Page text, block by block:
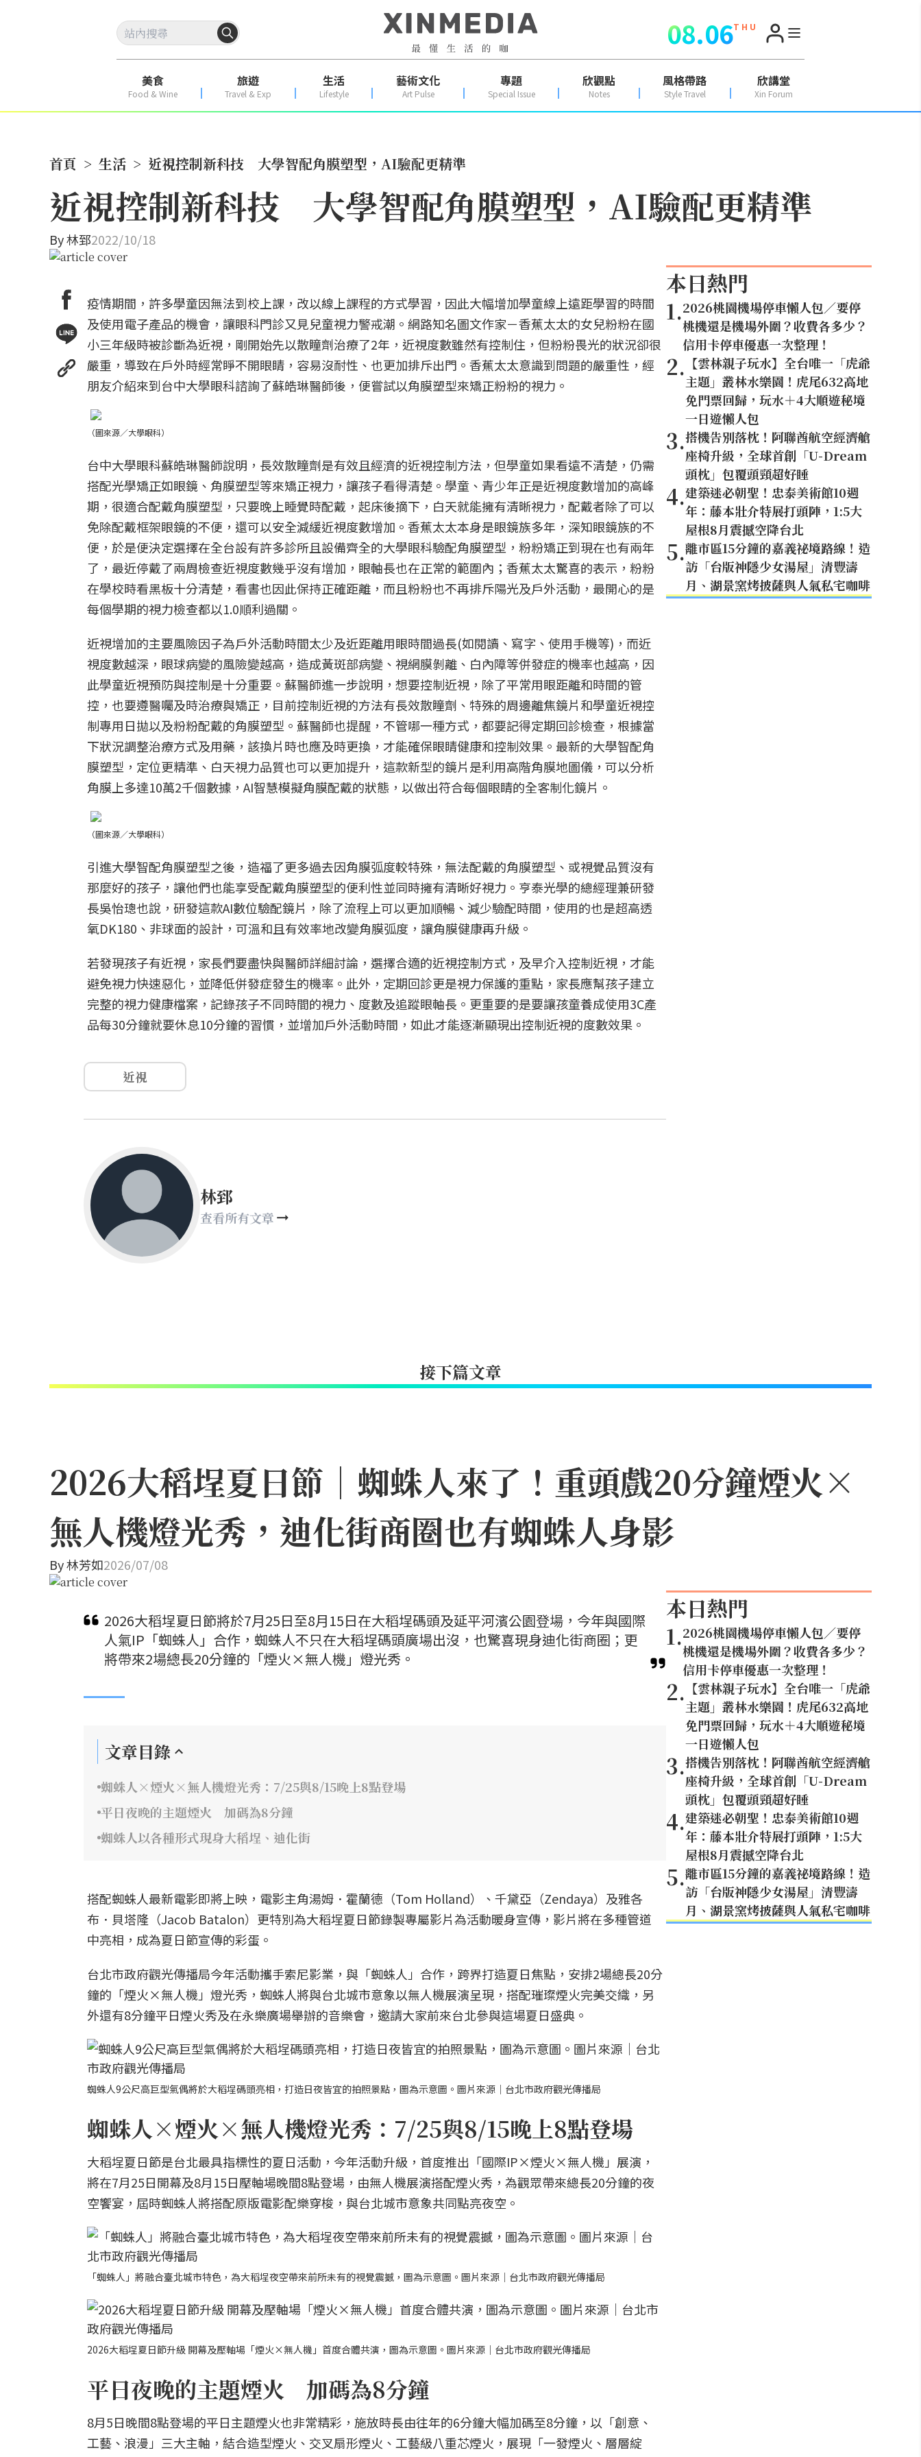
08.06T H U
美食
Food & Wine
旅遊
Travel & Exp
生活
Lifestyle
藝術文化
Art Pulse
專題
Special Issue
欣觀點
Notes
風格帶路
Style Travel
欣講堂
Xin Forum
首頁 > 生活 > 近視控制新科技 大學智配角膜塑型，AI驗配更精準
近視控制新科技 大學智配角膜塑型，AI驗配更精準
By林郅2022/10/18
疫情期間，許多學童因無法到校上課，改以線上課程的方式學習，因此大幅增加學童線上遠距學習的時間
及使用電子產品的機會，讓眼科門診又見兒童視力警戒潮。 網路知名圖文作家－香蕉太太的女兒粉粉在國
小三年級時被診斷為近視，剛開始先以散瞳劑治療了2年，近視度數雖然有控制住，但粉粉畏光的狀況卻很
嚴重，導致在戶外時經常睜不開眼睛，容易沒耐性、也更加排斥出門。香蕉太太意識到問題的嚴重性，經
朋友介紹來到台中大學眼科諮詢了蘇皓琳醫師後，便嘗試以角膜塑型來矯正粉粉的視力。
（圖來源／大學眼科）
台中大學眼科蘇皓琳醫師說明，長效散瞳劑是有效且經濟的近視控制方法，但學童如果看遠不清楚，仍需
搭配光學矯正如眼鏡、角膜塑型等來矯正視力，讓孩子看得清楚。學童、青少年正是近視度數增加的高峰
期，很適合配戴角膜塑型，只要晚上睡覺時配戴，起床後摘下，白天就能擁有清晰視力，配戴者除了可以
免除配戴框架眼鏡的不便，還可以安全減緩近視度數增加。香蕉太太本身是眼鏡族多年，深知眼鏡族的不
便，於是便決定選擇在全台設有許多診所且設備齊全的大學眼科驗配角膜塑型，粉粉矯正到現在也有兩年
了，最近停戴了兩周檢查近視度數幾乎沒有增加，眼軸長也在正常的範圍內；香蕉太太驚喜的表示，粉粉
在學校時看黑板十分清楚，看書也因此保持正確距離，而且粉粉也不再排斥陽光及戶外活動，最開心的是
每個學期的視力檢查都以1.0順利過關。
近視增加的主要風險因子為戶外活動時間太少及近距離用眼時間過長(如閱讀、寫字、使用手機等)，而近
視度數越深，眼球病變的風險變越高，造成黃斑部病變、視網膜剝離、白內障等併發症的機率也越高，因
此學童近視預防與控制是十分重要。蘇醫師進一步說明，想要控制近視，除了平常用眼距離和時間的管
控，也要遵醫囑及時治療與矯正，目前控制近視的方法有長效散瞳劑、特殊的周邊離焦鏡片和學童近視控
制專用日拋以及粉粉配戴的角膜塑型。蘇醫師也提醒，不管哪一種方式，都要記得定期回診檢查，根據當
下狀況調整治療方式及用藥，該換片時也應及時更換，才能確保眼睛健康和控制效果。最新的大學智配角
膜塑型，定位更精準、白天視力品質也可以更加提升，這款新型的鏡片是利用高階角膜地圖儀，可以分析
角膜上多達10萬2千個數據，AI智慧模擬角膜配戴的狀態，以做出符合每個眼睛的全客制化鏡片。
（圖來源／大學眼科）
引進大學智配角膜塑型之後，造福了更多過去因角膜弧度較特殊，無法配戴的角膜塑型、或視覺品質沒有
那麼好的孩子，讓他們也能享受配戴角膜塑型的便利性並同時擁有清晰好視力。亨泰光學的總經理兼研發
長吳怡璁也說，研發這款AI數位驗配鏡片，除了流程上可以更加順暢、減少驗配時間，使用的也是超高透
氧DK180、非球面的設計，可溫和且有效率地改變角膜弧度，讓角膜健康再升級。
若發現孩子有近視，家長們要盡快與醫師詳細討論，選擇合適的近視控制方式，及早介入控制近視，才能
避免視力快速惡化，並降低併發症發生的機率。此外，定期回診更是視力保護的重點，家長應幫孩子建立
完整的視力健康檔案，記錄孩子不同時間的視力、度數及追蹤眼軸長。更重要的是要讓孩童養成使用3C產
品每30分鐘就要休息10分鐘的習慣，並增加戶外活動時間，如此才能逐漸顯現出控制近視的度數效果。
近視
林郅
查看所有文章
本日熱門
1.2026桃園機場停車懶人包／要停
桃機還是機場外圍？收費各多少？
信用卡停車優惠一次整理！
2. 【雲林親子玩水】全台唯一「虎爺
主題」叢林水樂園！虎尾632高地
免門票回歸，玩水＋4大順遊秘境
一日遊懶人包
3.搭機告別落枕！阿聯酋航空經濟艙
座椅升級，全球首創「U-Dream
頭枕」包覆頭頸超好睡
4.建築迷必朝聖！忠泰美術館10週
年：藤本壯介特展打頭陣，1:5大
屋根8月震撼空降台北
5.離市區15分鐘的嘉義祕境路線！造
訪「台版神隱少女湯屋」清豐濤
月、湖景窯烤披薩與人氣私宅咖啡
接下篇文章
2026大稻埕夏日節｜蜘蛛人來了！重頭戲20分鐘煙火×
無人機燈光秀，迪化街商圈也有蜘蛛人身影
By林芳如2026/07/08
2026大稻埕夏日節將於7月25日至8月15日在大稻埕碼頭及延平河濱公園登場，今年與國際
人氣IP「蜘蛛人」合作，蜘蛛人不只在大稻埕碼頭廣場出沒，也驚喜現身迪化街商圈；更
將帶來2場總長20分鐘的「煙火×無人機」燈光秀。
文章目錄
蜘蛛人×煙火×無人機燈光秀：7/25與8/15晚上8點登場
平日夜晚的主題煙火 加碼為8分鐘
蜘蛛人以各種形式現身大稻埕、迪化街
搭配蜘蛛人最新電影即將上映，電影主角湯姆．霍蘭德（Tom Holland）、千黛亞（Zendaya）及雅各
布．貝塔隆（Jacob Batalon）更特別為大稻埕夏日節錄製專屬影片為活動暖身宣傳，影片將在多種管道
中亮相，成為夏日節宣傳的彩蛋。
台北市政府觀光傳播局今年活動攜手索尼影業，與「蜘蛛人」合作，跨界打造夏日焦點，安排2場總長20分
鐘的「煙火×無人機」燈光秀，蜘蛛人將與台北城市意象以無人機展演呈現，搭配璀璨煙火完美交織，另
外還有8分鐘平日煙火秀及在永樂廣場舉辦的音樂會，邀請大家前來台北參與這場夏日盛典。
蜘蛛人9公尺高巨型氣偶將於大稻埕碼頭亮相，打造日夜皆宜的拍照景點，圖為示意圖。圖片來源｜台北市政府觀光傳播局
蜘蛛人×煙火×無人機燈光秀：7/25與8/15晚上8點登場
大稻埕夏日節是台北最具指標性的夏日活動，今年活動升級，首度推出「國際IP×煙火×無人機」展演，
將在7月25日開幕及8月15日壓軸場晚間8點登場，由無人機展演搭配煙火秀，為觀眾帶來總長20分鐘的夜
空饗宴，屆時蜘蛛人將搭配原版電影配樂穿梭，與台北城市意象共同點亮夜空。
「蜘蛛人」將融合臺北城市特色，為大稻埕夜空帶來前所未有的視覺震撼，圖為示意圖。圖片來源｜台北市政府觀光傳播局
2026大稻埕夏日節升級 開幕及壓軸場「煙火×無人機」首度合體共演，圖為示意圖。圖片來源｜台北市政府觀光傳播局
平日夜晚的主題煙火 加碼為8分鐘
8月5日晚間8點登場的平日主題煙火也非常精彩，施放時長由往年的6分鐘大幅加碼至8分鐘，以「創意、
工藝、浪漫」三大主軸，結合造型煙火、交叉扇形煙火、工藝級八重芯煙火，展現「一發煙火、層層綻
本日熱門
1.2026桃園機場停車懶人包／要停
桃機還是機場外圍？收費各多少？
信用卡停車優惠一次整理！
2. 【雲林親子玩水】全台唯一「虎爺
主題」叢林水樂園！虎尾632高地
免門票回歸，玩水＋4大順遊秘境
一日遊懶人包
3.搭機告別落枕！阿聯酋航空經濟艙
座椅升級，全球首創「U-Dream
頭枕」包覆頭頸超好睡
4.建築迷必朝聖！忠泰美術館10週
年：藤本壯介特展打頭陣，1:5大
屋根8月震撼空降台北
5.離市區15分鐘的嘉義祕境路線！造
訪「台版神隱少女湯屋」清豐濤
月、湖景窯烤披薩與人氣私宅咖啡